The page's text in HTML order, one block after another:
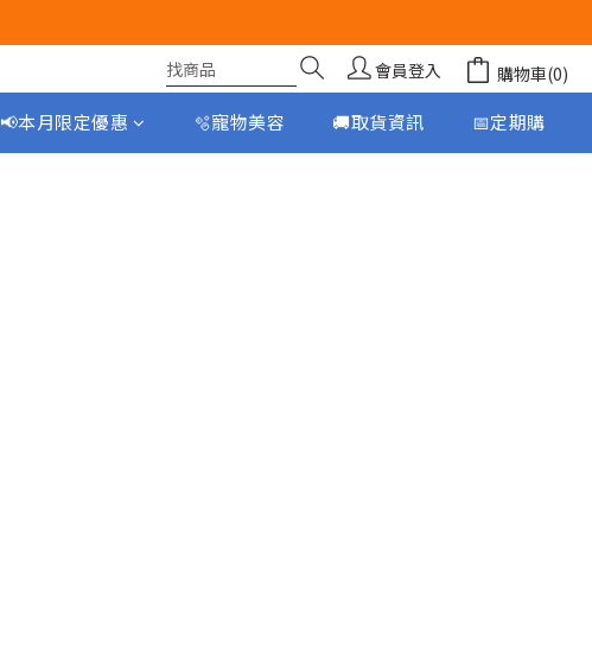
會員登入 購物車(0)
📢本月限定優惠 🫧寵物美容 🚚取貨資訊 📅定期購